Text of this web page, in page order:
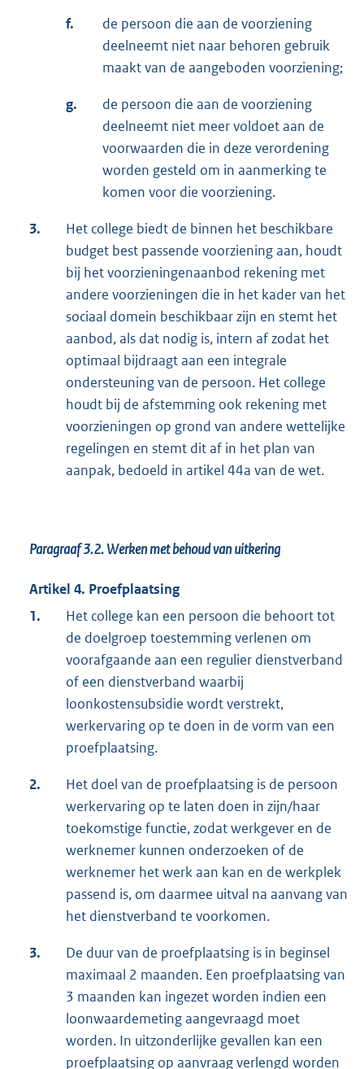
f.
de persoon die aan de voorziening
deelneemt niet naar behoren gebruik
maakt van de aangeboden voorziening;
g.
de persoon die aan de voorziening
deelneemt niet meer voldoet aan de
voorwaarden die in deze verordening
worden gesteld om in aanmerking te
komen voor die voorziening.
3.
Het college biedt de binnen het beschikbare
budget best passende voorziening aan, houdt
bij het voorzieningenaanbod rekening met
andere voorzieningen die in het kader van het
sociaal domein beschikbaar zijn en stemt het
aanbod, als dat nodig is, intern af zodat het
optimaal bijdraagt aan een integrale
ondersteuning van de persoon. Het college
houdt bij de afstemming ook rekening met
voorzieningen op grond van andere wettelijke
regelingen en stemt dit af in het plan van
aanpak, bedoeld in artikel 44a van de wet.
Paragraaf 3.2.Werken met behoud van uitkering
Artikel 4. Proefplaatsing
1.
Het college kan een persoon die behoort tot
de doelgroep toestemming verlenen om
voorafgaande aan een regulier dienstverband
of een dienstverband waarbij
loonkostensubsidie wordt verstrekt,
werkervaring op te doen in de vorm van een
proefplaatsing.
2.
Het doel van de proefplaatsing is de persoon
werkervaring op te laten doen in zijn/haar
toekomstige functie, zodat werkgever en de
werknemer kunnen onderzoeken of de
werknemer het werk aan kan en de werkplek
passend is, om daarmee uitval na aanvang van
het dienstverband te voorkomen.
3.
De duur van de proefplaatsing is in beginsel
maximaal 2 maanden. Een proefplaatsing van
3 maanden kan ingezet worden indien een
loonwaardemeting aangevraagd moet
worden. In uitzonderlijke gevallen kan een
proefplaatsing op aanvraag verlengd worden